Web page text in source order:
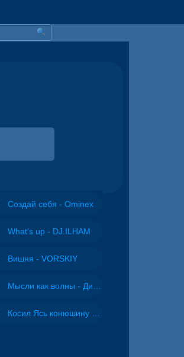
Создай себя - Ominex
What's up - DJ.ILHAM
Вишня - VORSKIY